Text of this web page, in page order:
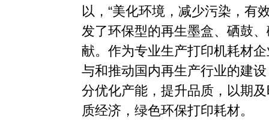
以，“美化环境，减少污染，有
发了环保型的再生墨盒、硒鼓
献。作为专业生产打印机耗材
与和推动国内再生产行业的建
分优化产能，提升品质，以期
质经济，绿色环保打印耗材。